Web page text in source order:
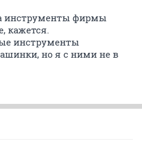
инструменты фирмы
кажется.
инструменты
но я с ними не в